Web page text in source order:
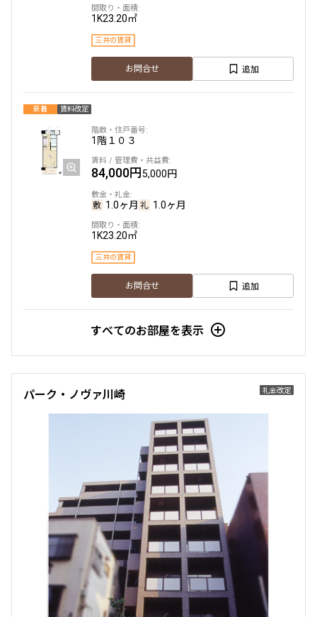
1K23.20㎡
三井の賃貸
お問合せ 追加
新着 賃料改定
1階１０３
84,000円5,000円
1.0ヶ月 1.0ヶ月
1K23.20㎡
三井の賃貸
お問合せ 追加
すべてのお部屋を表示
礼金改定
パーク・ノヴァ川崎